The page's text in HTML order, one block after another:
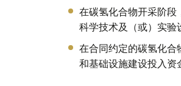
在碳氢化合物开采阶段
科学技术及（或）实验
在合同约定的碳氢化合
和基础设施建设投入资